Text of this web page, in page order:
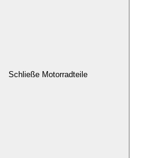
Schließe Motorradteile